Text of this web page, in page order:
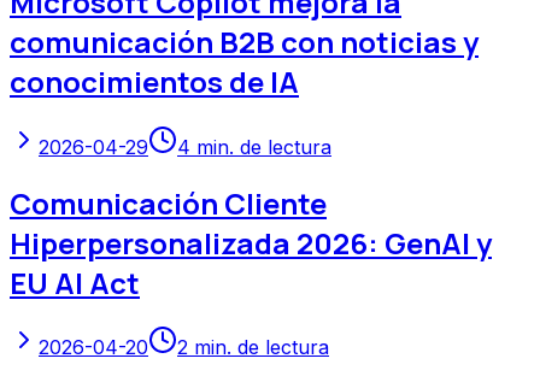
comunicación B2B con noticias y
conocimientos de IA
2026-04-29 4 min. de lectura
Comunicación Cliente
Hiperpersonalizada 2026: GenAI y
EU AI Act
2026-04-20 2 min. de lectura